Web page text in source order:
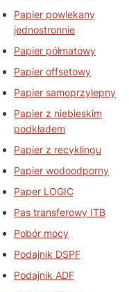
Papier powlekany
jednostronnie
Papier półmatowy
Papier offsetowy
Papier samoprzylepny
Papier z niebieskim
podkładem
Papier z recyklingu
Papier wodoodporny
Paper LOGIC
Pas transferowy ITB
Pobór mocy
Podajnik DSPF
Podajnik ADF